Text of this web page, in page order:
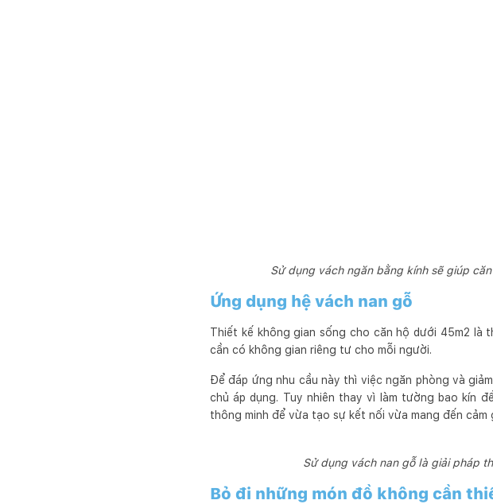
Sử dụng vách ngăn bằng kính sẽ giúp
Ứng dụng hệ vách nan gỗ
Thiết kế không gian sống cho căn hộ dưới 45m2
cần có không gian riêng tư cho mỗi người.
Để đáp ứng nhu cầu này thì việc ngăn phòng và
chủ áp dụng. Tuy nhiên thay vì làm tường bao kín
thông minh để vừa tạo sự kết nối vừa mang đến
Sử dụng vách nan gỗ là giải pháp
Bỏ đi những món đồ không cần